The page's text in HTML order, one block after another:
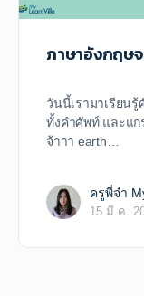
ภาษาอังกฤษ
วันนี้เรามาเรียน
ทั้งคำศัพท์ และแก
จ้าาา earth…
ครูพี่จ๋า
15 มี.ค.